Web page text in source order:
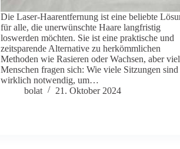
Die Laser-Haarentfernung ist eine beliebte
für alle, die unerwünschte Haare langfristig
loswerden möchten. Sie ist eine praktische und
zeitsparende Alternative zu herkömmlichen
Methoden wie Rasieren oder Wachsen, aber
Menschen fragen sich: Wie viele Sitzungen sind
wirklich notwendig, um…
bolat
21. Oktober 2024